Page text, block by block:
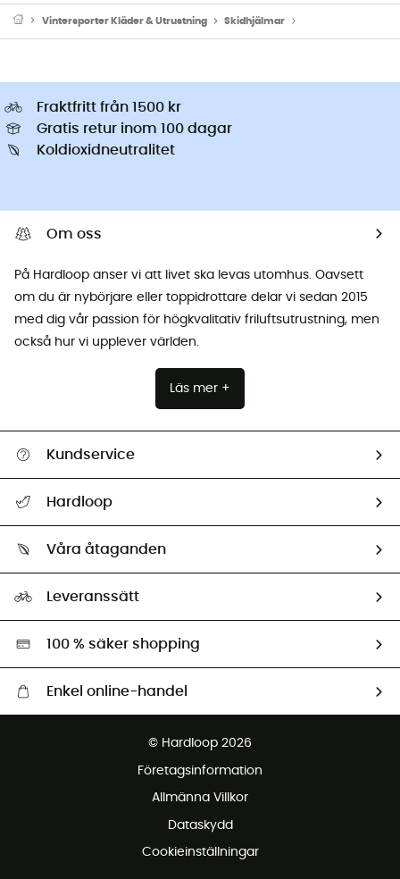
Vintersporter Kläder & Utrustning Skidhjälmar
Fraktfritt från 1500 kr
Gratis retur inom 100 dagar
Koldioxidneutralitet
Om oss
På Hardloop anser vi att livet ska levas utomhus. Oavsett
om du är nybörjare eller toppidrottare delar vi sedan 2015
med dig vår passion för högkvalitativ friluftsutrustning, men
också hur vi upplever världen.
Läs mer +
Kundservice
Retur & återbetalning
Hardloop
Ambassadörer
Våra åtaganden
Miljöanpassat urval
Leveranssätt
100 % säker shopping
Enkel online-handel
© Hardloop 2026
Företagsinformation
Allmänna Villkor
Dataskydd
Cookieinställningar